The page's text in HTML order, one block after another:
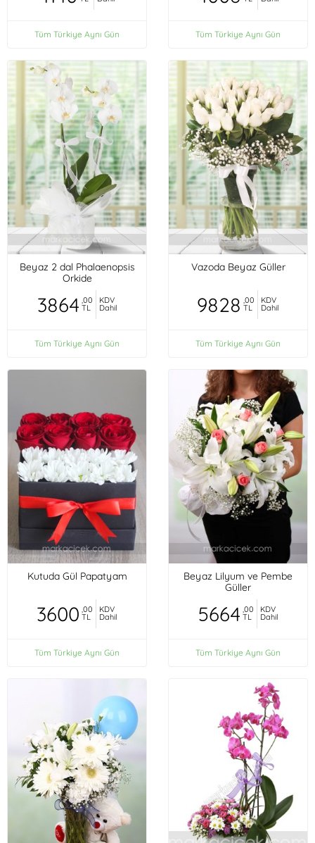
Tüm Türkiye Aynı Gün Tüm Türkiye Aynı Gün
Beyaz 2 dal Phalaenopsis
Orkide
3864 ,00
TL
KDV
Dahil
Tüm Türkiye Aynı Gün
Vazoda Beyaz Güller
9828 ,00
TL
KDV
Dahil
Tüm Türkiye Aynı Gün
Kutuda Gül Papatyam
3600 ,00
TL
KDV
Dahil
Tüm Türkiye Aynı Gün
Beyaz Lilyum ve Pembe
Güller
5664 ,00
TL
KDV
Dahil
Tüm Türkiye Aynı Gün